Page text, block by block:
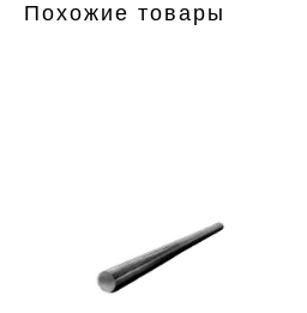
Похожие товары